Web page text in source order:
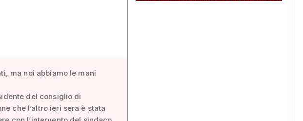
ma noi abbiamo le mani
del consiglio di
che l’altro ieri sera è stata